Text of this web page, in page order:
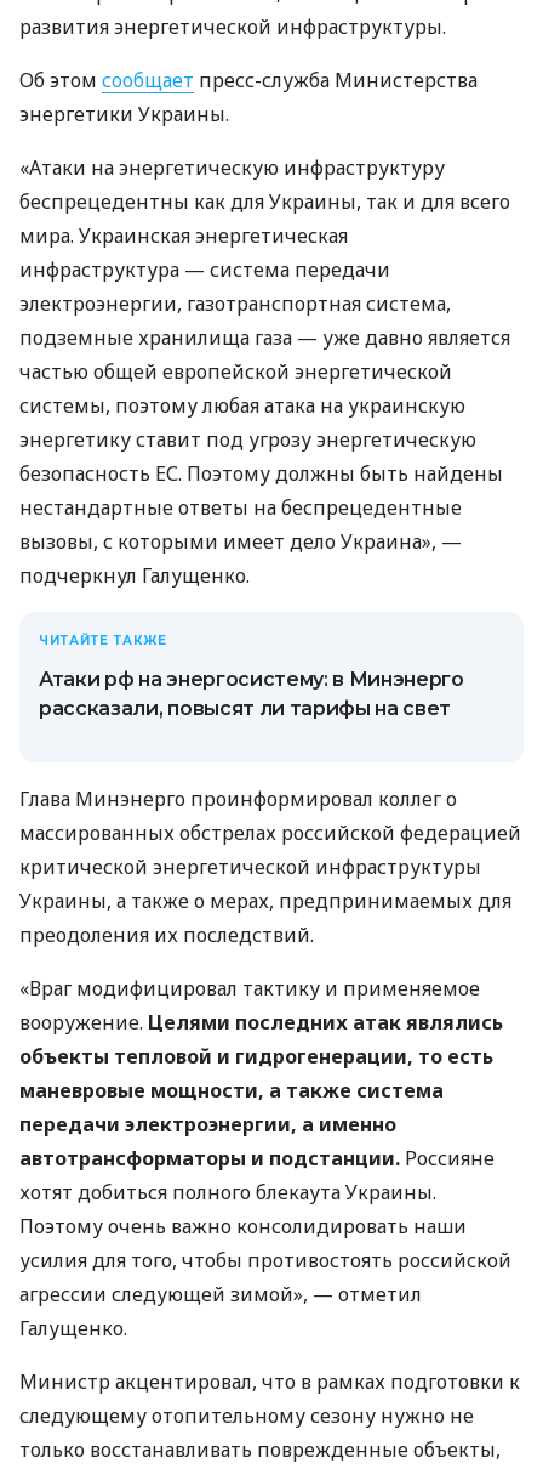
развития энергетической инфраструктуры.
Об этом сообщает пресс-служба Министерства
энергетики Украины.
«Атаки на энергетическую инфраструктуру
беспрецедентны как для Украины, так и для всего
мира. Украинская энергетическая
инфраструктура — ​​система передачи
электроэнергии, газотранспортная система,
подземные хранилища газа — уже давно является
частью общей европейской энергетической
системы, поэтому любая атака на украинскую
энергетику ставит под угрозу энергетическую
безопасность ЕС. Поэтому должны быть найдены
нестандартные ответы на беспрецедентные
вызовы, с которыми имеет дело Украина», —
подчеркнул Галущенко.
ЧИТАЙТЕ ТАКЖЕ
Атаки рф на энергосистему: в Минэнерго
рассказали, повысят ли тарифы на свет
Глава Минэнерго проинформировал коллег о
массированных обстрелах российской федерацией
критической энергетической инфраструктуры
Украины, а также о мерах, предпринимаемых для
преодоления их последствий.
«Враг модифицировал тактику и применяемое
вооружение. Целями последних атак являлись
объекты тепловой и гидрогенерации, то есть
маневровые мощности, а также система
передачи электроэнергии, а именно
автотрансформаторы и подстанции. Россияне
хотят добиться полного блекаута Украины.
Поэтому очень важно консолидировать наши
усилия для того, чтобы противостоять российской
агрессии следующей зимой», — отметил
Галущенко.
Министр акцентировал, что в рамках подготовки к
следующему отопительному сезону нужно не
только восстанавливать поврежденные объекты,